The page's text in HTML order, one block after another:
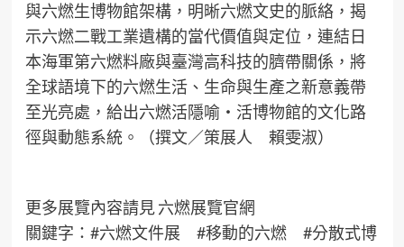
與六燃生博物館架構，明晰六燃文史的脈絡，揭
示六燃二戰工業遺構的當代價值與定位，連結日
本海軍第六燃料廠與臺灣高科技的臍帶關係，將
全球語境下的六燃生活、生命與生產之新意義帶
至光亮處，給出六燃活隱喻・活博物館的文化路
徑與動態系統。（撰文／策展人 賴雯淑）
更多展覽內容請見 六燃展覽官網
關鍵字：#六燃文件展 #移動的六燃 #分散式博